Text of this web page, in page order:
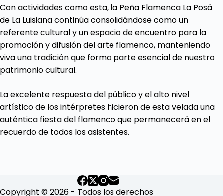
Con actividades como esta, la Peña Flamenca La Posá
de La Luisiana continúa consolidándose como un
referente cultural y un espacio de encuentro para la
promoción y difusión del arte flamenco, manteniendo
viva una tradición que forma parte esencial de nuestro
patrimonio cultural.
La excelente respuesta del público y el alto nivel
artístico de los intérpretes hicieron de esta velada una
auténtica fiesta del flamenco que permanecerá en el
recuerdo de todos los asistentes.
Copyright © 2026 - Todos los derechos